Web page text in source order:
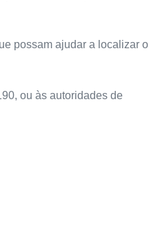
possam ajudar a localizar o
ou às autoridades de